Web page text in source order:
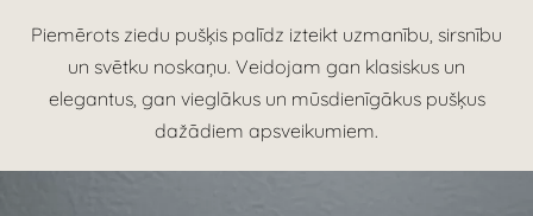
Piemērots ziedu pušķis palīdz izteikt uzmanību, sirsnību
un svētku noskaņu. Veidojam gan klasiskus un
elegantus, gan vieglākus un mūsdienīgākus pušķus
dažādiem apsveikumiem.